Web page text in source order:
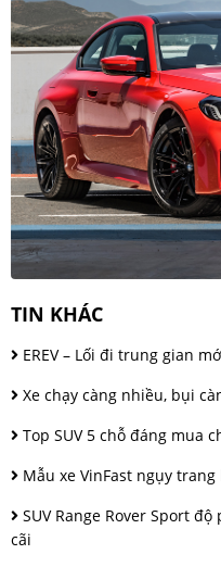
TIN KHÁC
EREV – Lối đi trung gian
Xe chạy càng nhiều, bụi
Top SUV 5 chỗ đáng mua
Mẫu xe VinFast ngụy
SUV Range Rover Sport
cãi